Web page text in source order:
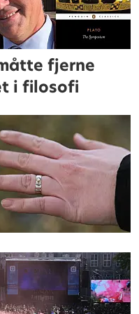
fjerne
i filosofi